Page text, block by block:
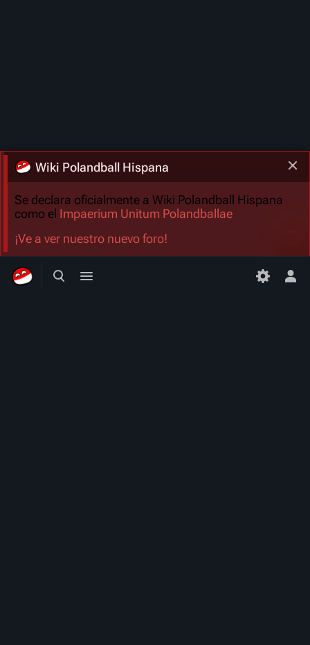
Búsqueda alternativa
Menú alternativo
Wiki Polandball Hispana
Se declara oficialmente a Wiki Polandball Hispana
como el Impaerium Unitum Polandballae
¡Ve a ver nuestro nuevo foro!